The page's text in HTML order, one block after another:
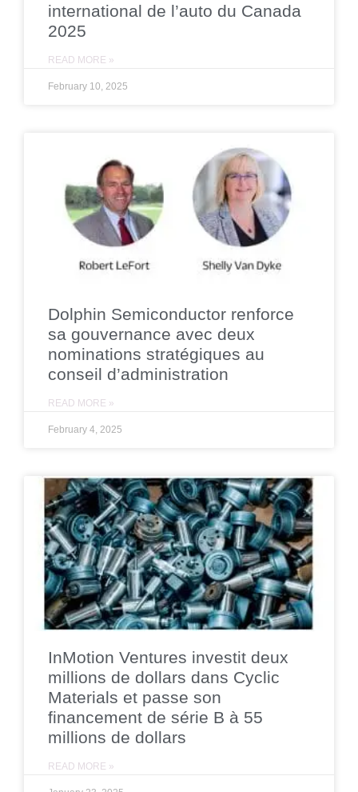
international de l’auto du Canada
2025
READ MORE »
February 10, 2025
Dolphin Semiconductor renforce
sa gouvernance avec deux
nominations stratégiques au
conseil d’administration
READ MORE »
February 4, 2025
InMotion Ventures investit deux
millions de dollars dans Cyclic
Materials et passe son
financement de série B à 55
millions de dollars
READ MORE »